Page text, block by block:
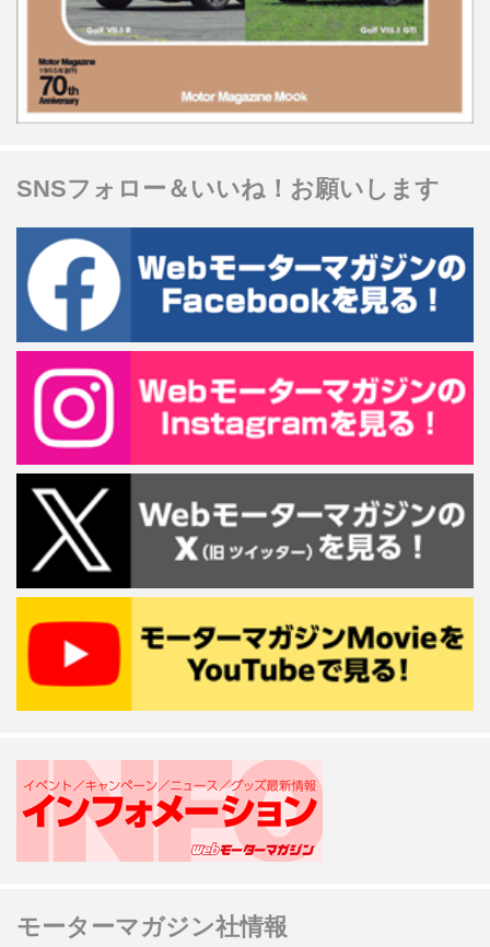
SNSフォロー＆いいね！お願いします
モーターマガジン社情報